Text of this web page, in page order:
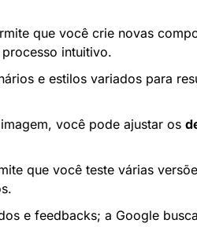
intuitivo.
e estilos variados para
você pode ajustar os
que você teste várias
e feedbacks; a Google